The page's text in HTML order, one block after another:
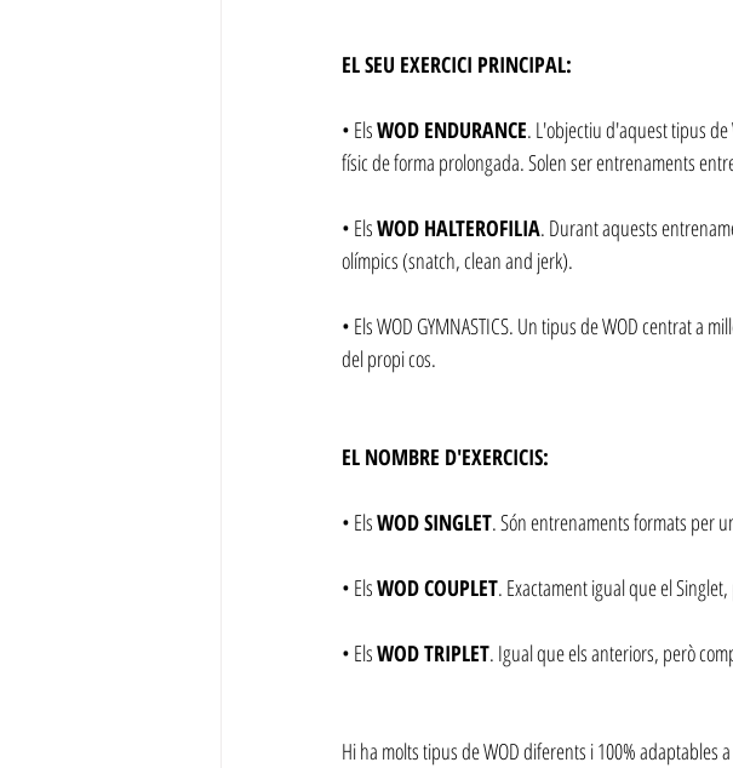
EL SEU EXERCICI PRINCIPAL:
• Els WOD ENDURANCE. L'objectiu d'aquest tipus
físic de forma prolongada. Solen ser entrenaments
• Els WOD HALTEROFILIA. Durant aquests
olímpics (snatch, clean and jerk).
• Els WOD GYMNASTICS. Un tipus de WOD centrat a
del propi cos.
EL NOMBRE D'EXERCICIS:
• Els WOD SINGLET. Són entrenaments formats per
• Els WOD COUPLET. Exactament igual que el
• Els WOD TRIPLET. Igual que els anteriors, però
Hi ha molts tipus de WOD diferents i 100%